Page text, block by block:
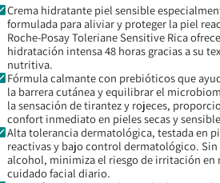
Crema hidratante piel sensible
formulada para aliviar y proteger la piel
Roche-Posay Toleriane Sensitive Rica
hidratación intensa 48 horas gracias a su
nutritiva.
Fórmula calmante con prebióticos que
la barrera cutánea y equilibrar el
la sensación de tirantez y rojeces,
confort inmediato en pieles secas y
Alta tolerancia dermatológica, testada en
reactivas y bajo control dermatológico.
alcohol, minimiza el riesgo de irritación en
cuidado facial diario.